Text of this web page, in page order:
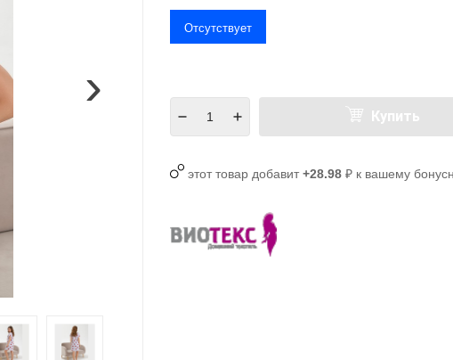
›
Отсутствует
Купить
этот товар добавит+28.98 ₽ к вашему